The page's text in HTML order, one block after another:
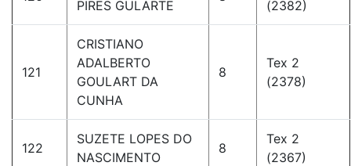
PIRES GULARTE
(2382)
121
CRISTIANO
ADALBERTO
GOULART DA
CUNHA
8
Tex 2
(2378)
122
SUZETE LOPES DO
NASCIMENTO
8
Tex 2
(2367)